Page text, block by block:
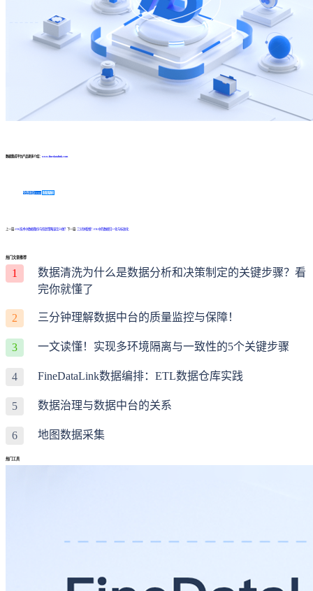
数据集成平台产品更多介绍： www.finedatalink.com
免费体验Demo 咨询方案
上一篇: ETL技术中数据备份与恢复策略该怎么做？ 下一篇: 三分钟看懂！ETL中的数据归一化与标准化
热门文章推荐
1
数据清洗为什么是数据分析和决策制定的关键步骤？看
完你就懂了
2 三分钟理解数据中台的质量监控与保障！
3 一文读懂！实现多环境隔离与一致性的5个关键步骤
4 FineDataLink数据编排：ETL数据仓库实践
5 数据治理与数据中台的关系
6 地图数据采集
热门工具